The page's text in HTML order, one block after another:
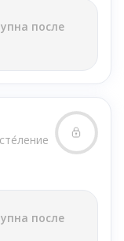
после
после